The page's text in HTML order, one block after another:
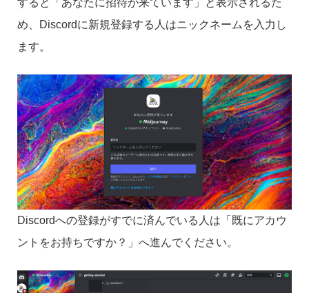
め、Discordに新規登録する人はニックネームを入力し
ます。
Discordへの登録がすでに済んでいる人は「既にアカウ
ントをお持ちですか？」へ進んでください。